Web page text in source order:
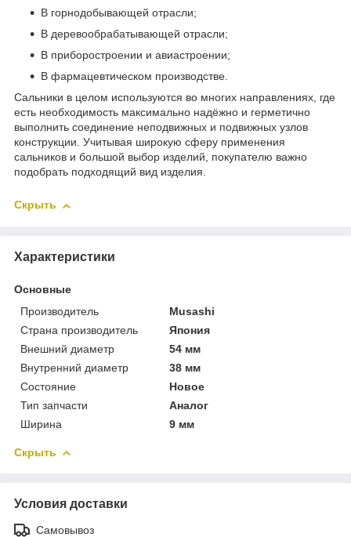
В горнодобывающей отрасли;
В деревообрабатывающей отрасли;
В приборостроении и авиастроении;
В фармацевтическом производстве.
Сальники в целом используются во многих направлениях, где
есть необходимость максимально надёжно и герметично
выполнить соединение неподвижных и подвижных узлов
конструкции. Учитывая широкую сферу применения
сальников и большой выбор изделий, покупателю важно
подобрать подходящий вид изделия.
Скрыть
Характеристики
Основные
Производитель
Musashi
Страна производитель
Япония
Внешний диаметр
54 мм
Внутренний диаметр
38 мм
Состояние
Новое
Тип запчасти
Аналог
Ширина
9 мм
Скрыть
Условия доставки
Самовывоз